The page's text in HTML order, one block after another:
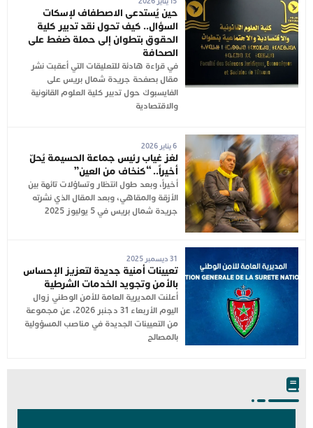
حين يُستدعى الاصطفاف لإسكات
السؤال.. كيف تحول نقد تدبير كلية
الحقوق بتطوان إلى حملة ضغط على
الصحافة
في قراءة هادئة للتعليقات التي أعقبت نشر
مقال بصفحة جريدة شمال بريس على
الفايسبوك حول تدبير كلية العلوم القانونية
والاقتصادية
6 يناير 2026
لغز غياب رئيس جماعة الحسيمة يُحلّ
أخيراً.. “كنخاف من العين”
أخيراً، وبعد طول انتظار وتساؤلات تائهة بين
الأزقة والمقاهي، وبعد المقال الذي نشرته
جريدة شمال بريس في 5 يوليوز 2025
31 ديسمبر 2025
تعيينات أمنية جديدة لتعزيز الإحساس
بالأمن وتجويد الخدمات الشرطية
أعلنت المديرية العامة للأمن الوطني زوال
اليوم الأربعاء 31 دجنبر 2026، عن مجموعة
من التعيينات الجديدة في مناصب المسؤولية
بالمصالح